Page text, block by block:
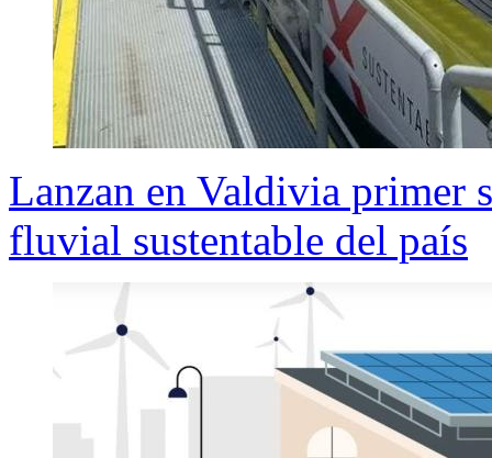
Lanzan en Valdivia primer
fluvial sustentable del país